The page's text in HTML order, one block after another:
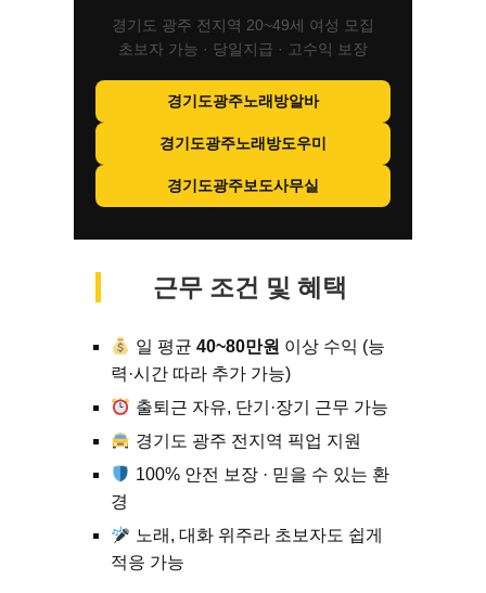
경기도 광주 전지역 20~49세 여성 모집
초보자 가능 · 당일지급 · 고수익 보장
경기도광주노래방알바
경기도광주노래방도우미
경기도광주보도사무실
근무 조건 및 혜택
일 평균 40~80만원 이상 수익 (능
력·시간 따라 추가 가능)
출퇴근 자유, 단기·장기 근무 가능
경기도 광주 전지역 픽업 지원
100% 안전 보장 · 믿을 수 있는 환
경
노래, 대화 위주라 초보자도 쉽게
적응 가능